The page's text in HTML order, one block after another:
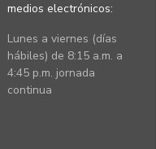
medios electrónicos:
Lunes a viernes (días
hábiles) de 8:15 a.m. a
4:45 p.m. jornada
continua